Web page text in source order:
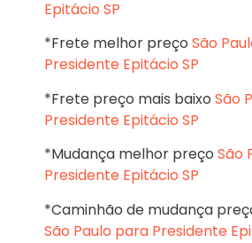
Epitácio SP
*Frete melhor preço São
Presidente Epitácio SP
*Frete preço mais baixo São
Presidente Epitácio SP
*Mudança melhor preço São
Presidente Epitácio SP
*Caminhão de mudança
São Paulo para Presidente